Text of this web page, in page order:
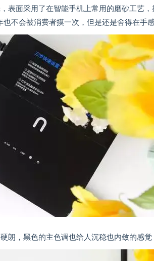
表面采用了在智能手机上常用的磨砂工艺
不会被消费者摸一次，但是还是舍得在手
朗，黑色的主色调也给人沉稳也内敛的感